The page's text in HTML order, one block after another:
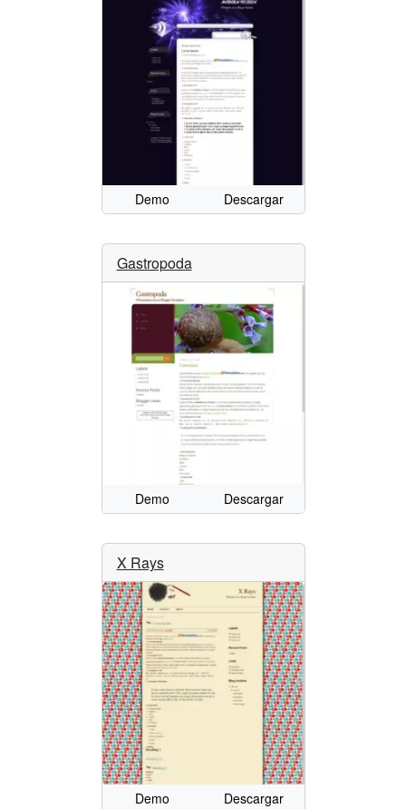
Demo Descargar
Gastropoda
Demo Descargar
X Rays
Demo Descargar